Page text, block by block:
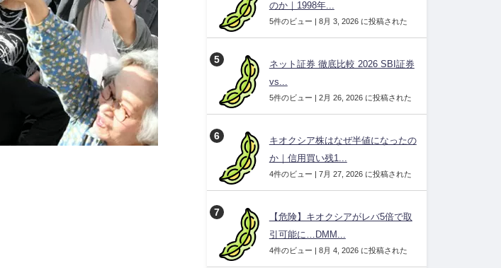
のか｜1998年...
5件のビュー | 8月 3, 2026 に投稿された
ネット証券 徹底比較 2026 SBI証券
vs...
5件のビュー | 2月 26, 2026 に投稿された
キオクシア株はなぜ半値になったの
か｜信用買い残1...
4件のビュー | 7月 27, 2026 に投稿された
【危険】キオクシアがレバ5倍で取
引可能に…DMM...
4件のビュー | 8月 4, 2026 に投稿された